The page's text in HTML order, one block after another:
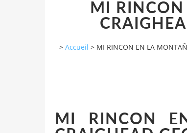
MI
> Accueil > MI RINCON EN LA
MI RINCON